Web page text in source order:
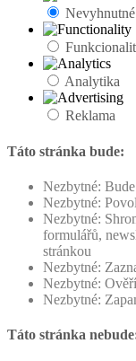
Nevyhnutné
Analytika
Reklama
Táto stránka bude:
Nezbytné:
Nezbytné:
Nezbytné:
formulářů,
stránkou
Nezbytné:
Nezbytné:
Nezbytné:
Táto stránka